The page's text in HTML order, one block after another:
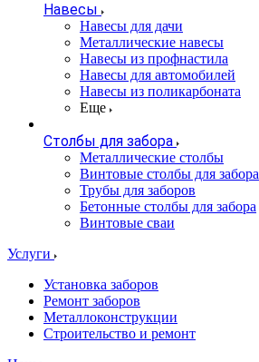
Навесы
Навесы для дачи
Металлические навесы
Навесы из профнастила
Навесы для автомобилей
Навесы из поликарбоната
Еще
Столбы для забора
Металлические столбы
Винтовые столбы для забора
Трубы для заборов
Бетонные столбы для забора
Винтовые сваи
Услуги
Установка заборов
Ремонт заборов
Металлоконструкции
Строительство и ремонт